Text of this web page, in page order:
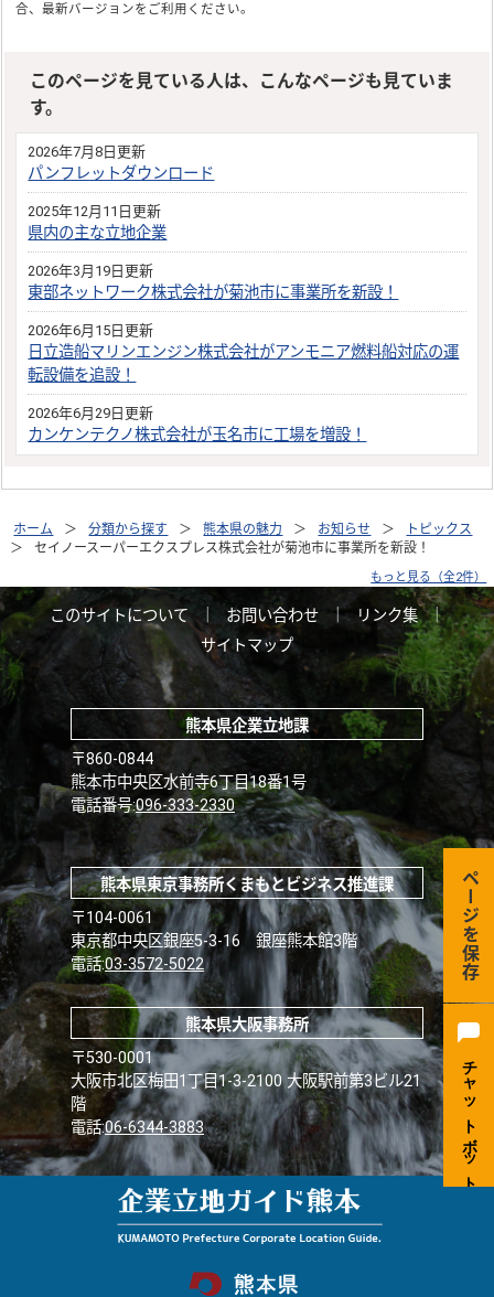
合、最新バージョンをご利用ください。
このページを見ている人は、こんなページも見ていま
す。
2026年7月8日更新
パンフレットダウンロード
2025年12月11日更新
県内の主な立地企業
2026年3月19日更新
東部ネットワーク株式会社が菊池市に事業所を新設！
2026年6月15日更新
日立造船マリンエンジン株式会社がアンモニア燃料船対応の運
転設備を追設！
2026年6月29日更新
カンケンテクノ株式会社が玉名市に工場を増設！
ホーム 分類から探す 熊本県の魅力 お知らせ
トピックス
セイノースーパーエクスプレス株式会社が菊池市に事業所を新設！
もっと見る（全2件）
このサイトについて ｜ お問い合わせ ｜ リンク集 ｜
サイトマップ
熊本県企業立地課
〒860-0844
熊本市中央区水前寺6丁目18番1号
電話番号:096-333-2330
熊本県東京事務所くまもとビジネス推進課
〒104-0061
東京都中央区銀座5-3-16 銀座熊本館3階
電話:03-3572-5022
熊本県大阪事務所
〒530-0001
大阪市北区梅田1丁目1-3-2100 大阪駅前第3ビル21
階
電話:06-6344-3883
ページを保存